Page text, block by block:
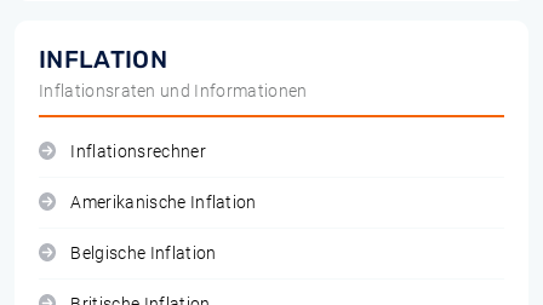
INFLATION
Inflationsraten und Informationen
Inflationsrechner
Amerikanische Inflation
Belgische Inflation